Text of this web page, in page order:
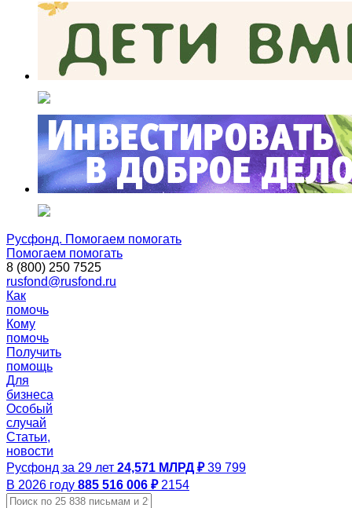
Русфонд. Помогаем помогать
Помогаем помогать
8 (800) 250 7525
rusfond@rusfond.ru
Как
помочь
Кому
помочь
Получить
помощь
Для
бизнеса
Особый
случай
Статьи,
новости
Русфонд за 29 лет 24,571 МЛРД ₽ 39 799
В 2026 году 885 516 006 ₽ 2154